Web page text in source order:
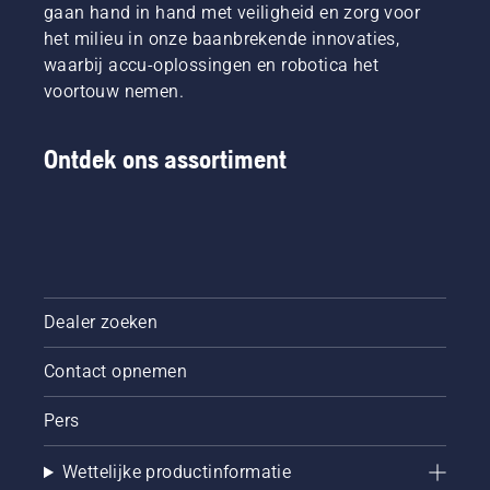
gaan hand in hand met veiligheid en zorg voor
het milieu in onze baanbrekende innovaties,
waarbij accu-oplossingen en robotica het
voortouw nemen.
Ontdek ons assortiment
Dealer zoeken
Contact opnemen
Pers
Wettelijke productinformatie